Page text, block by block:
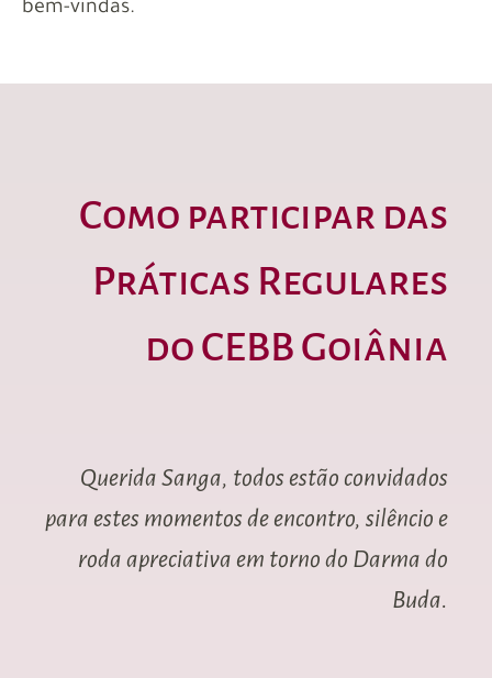
bem-vindas.
Como participar das
Práticas Regulares
do CEBB Goiânia
Querida Sanga, todos estão convidados
para estes momentos de encontro, silêncio e
roda apreciativa em torno do Darma do
Buda.